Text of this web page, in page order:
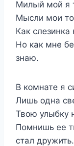
Милый мой я
Мысли мои
Как слезинка
Но как мне
знаю.
В комнате я
Лишь одна
Твою улыбку
Помнишь ее
стал дружить.